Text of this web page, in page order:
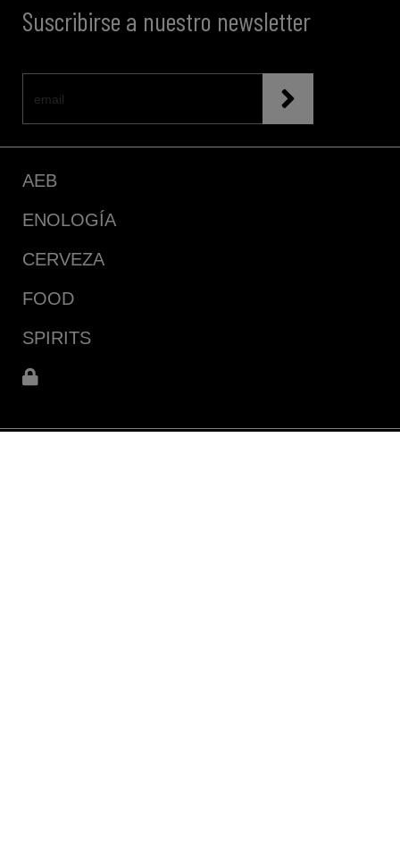
Suscribirse a nuestro newsletter
AEB
ENOLOGÍA
CERVEZA
FOOD
SPIRITS